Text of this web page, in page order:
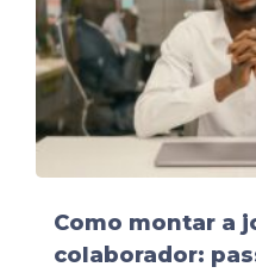
Como montar a
colaborador: